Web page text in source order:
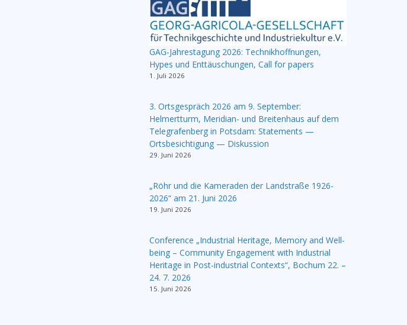
GAG-Jahrestagung 2026: Technikhoffnungen,
Hypes und Enttäuschungen, Call for papers
1. Juli 2026
3. Ortsgespräch 2026 am 9. September:
Helmertturm, Meridian- und Breitenhaus auf dem
Telegrafenberg in Potsdam: Statements —
Ortsbesichtigung — Diskussion
29. Juni 2026
„Röhr und die Kameraden der Landstraße 1926-
2026“ am 21. Juni 2026
19. Juni 2026
Conference „Industrial Heritage, Memory and Well-
being – Community Engagement with Industrial
Heritage in Post-industrial Contexts“, Bochum 22. –
24. 7. 2026
15. Juni 2026